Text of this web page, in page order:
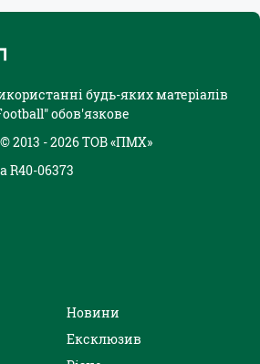
будь-яких матеріалів
обов'язкове
2013 - 2026 ТОВ «ПМХ»
R40-06373
Новини
Ексклюзив